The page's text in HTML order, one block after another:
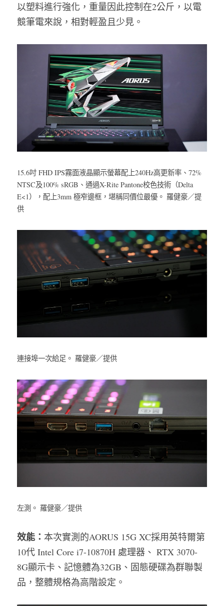
以塑料進行強化，重量因此控制在2公斤，以電
競筆電來說，相對輕盈且少見。
15.6吋 FHD IPS霧面液晶顯示螢幕配上240Hz高更新率、72%
NTSC及100% sRGB、通過X-Rite Pantone校色技術（Delta
E<1），配上3mm 極窄邊框，堪稱同價位最優。 羅健豪／提
供
連接埠一次給足。 羅健豪／提供
左測。 羅健豪／提供
效能： 本次實測的AORUS 15G XC採用英特爾第
10代 Intel Core i7-10870H 處理器、 RTX 3070-
8G顯示卡、記憶體為32GB、固態硬碟為群聯製
品，整體規格為高階設定。